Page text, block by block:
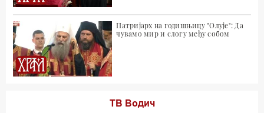
Патријарх на годишњицу "Олује": Да
чувамо мир и слогу међу собом
ТВ Водич